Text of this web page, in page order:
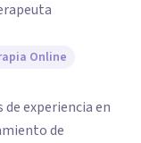
Online
experiencia en
de